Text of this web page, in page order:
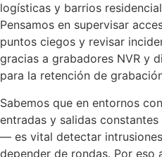
logísticas y barrios
Pensamos en supervisar
puntos ciegos y revisar
gracias a grabadores NVR y
para la retención de
Sabemos que en entornos
entradas y salidas
— es vital detectar
depender de rondas. Por eso